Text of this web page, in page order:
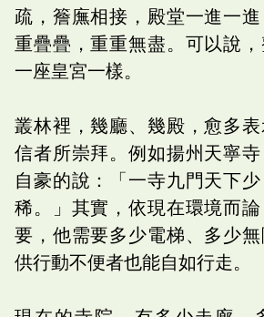
疏，簷廡相接，殿堂一進一
重疊疊，重重無盡。可以說
一座皇宮一樣。
叢林裡，幾廳、幾殿，愈多
信者所崇拜。例如揚州天寧寺
自豪的說：「一寺九門天下
稀。」其實，依現在環境而
要，他需要多少電梯、多少
供行動不便者也能自如行走。